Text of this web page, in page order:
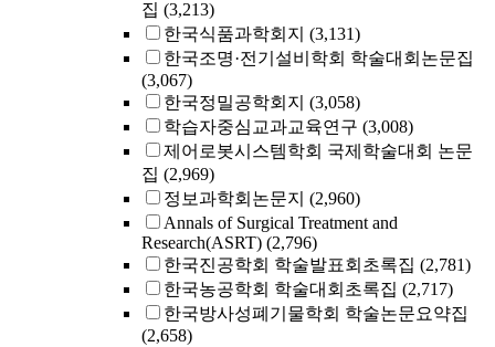
집 (3,213)
한국식품과학회지 (3,131)
한국조명·전기설비학회 학술대회논문집
(3,067)
한국정밀공학회지 (3,058)
학습자중심교과교육연구 (3,008)
제어로봇시스템학회 국제학술대회 논문
집 (2,969)
정보과학회논문지 (2,960)
Annals of Surgical Treatment and
Research(ASRT) (2,796)
한국진공학회 학술발표회초록집 (2,781)
한국농공학회 학술대회초록집 (2,717)
한국방사성폐기물학회 학술논문요약집
(2,658)